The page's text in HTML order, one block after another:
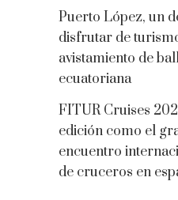
Puerto López, un
disfrutar de
avistamiento de
ecuatoriana
FITUR Cruises
edición como el
encuentro
de cruceros en